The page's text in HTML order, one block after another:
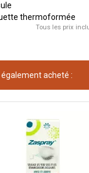
thermoformée
Tous les prix
acheté :